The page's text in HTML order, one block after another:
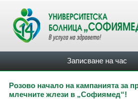
Записване на час
Розово начало на кампанията за
млечните жлези в „Софиямед“!